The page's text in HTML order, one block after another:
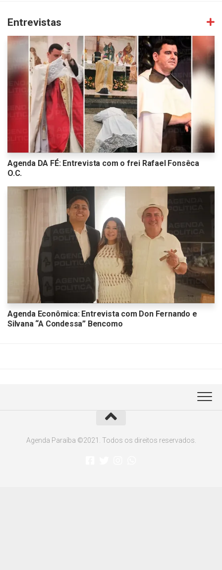
Entrevistas
Agenda DA FÉ: Entrevista com o frei Rafael Fonsêca
O.C.
Agenda Econômica: Entrevista com Don Fernando e
Silvana “A Condessa” Bencomo
Agenda Paraíba ©2021. Todos os direitos reservados.